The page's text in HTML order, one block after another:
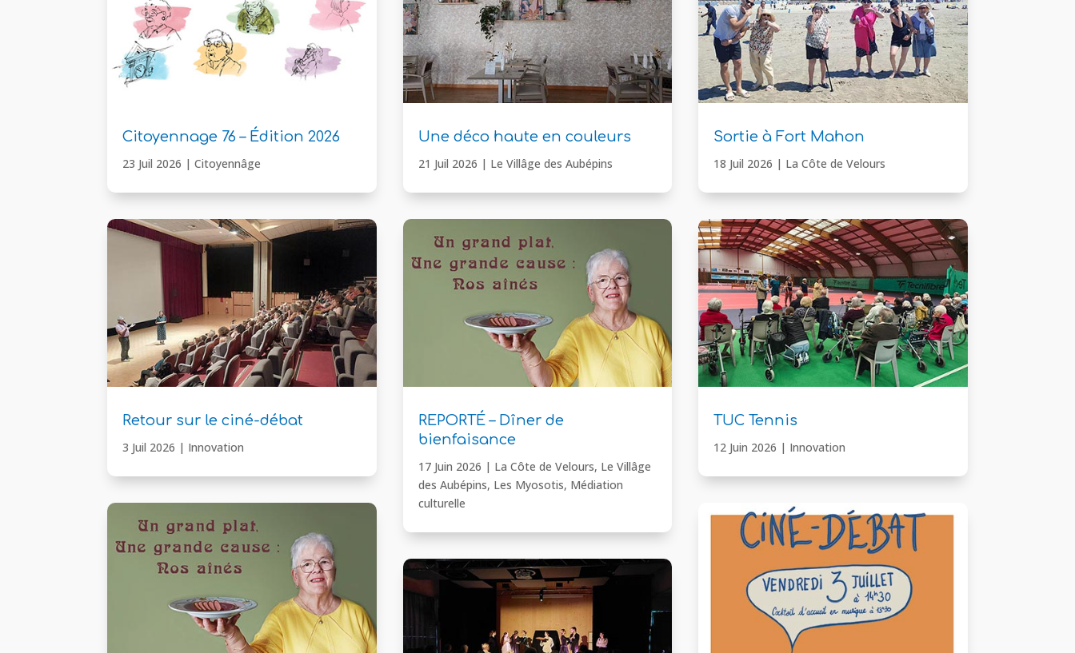
Citoyennage 76 – Édition 2026
23 Juil 2026 |Citoyennâge
Retour sur le ciné-débat
3 Juil 2026 | Innovation
Une déco haute en couleurs
21 Juil 2026 | Le Villâge des Aubépins
REPORTÉ – Dîner de
bienfaisance
17 Juin 2026 | La Côte de Velours, Le Villâge
des Aubépins, Les Myosotis, Médiation
culturelle
Sortie à Fort Mahon
18 Juil 2026 | La Côte de Velours
TUC Tennis
12 Juin 2026 | Innovation